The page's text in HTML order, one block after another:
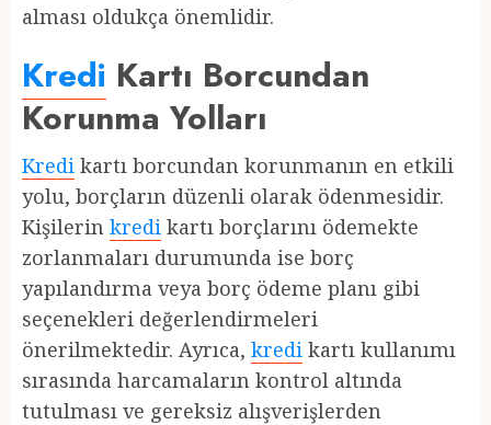
alması oldukça önemlidir.
Kredi Kartı Borcundan
Korunma Yolları
Kredi kartı borcundan korunmanın en etkili
yolu, borçların düzenli olarak ödenmesidir.
Kişilerin kredi kartı borçlarını ödemekte
zorlanmaları durumunda ise borç
yapılandırma veya borç ödeme planı gibi
seçenekleri değerlendirmeleri
önerilmektedir. Ayrıca, kredi kartı kullanımı
sırasında harcamaların kontrol altında
tutulması ve gereksiz alışverişlerden